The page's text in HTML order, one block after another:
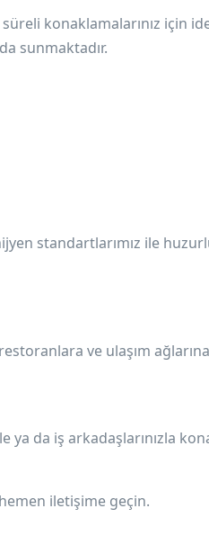
süreli konaklamalarınız için
sunmaktadır.
standartlarımız ile
ve ulaşım
da iş arkadaşlarınızla
iletişime geçin.